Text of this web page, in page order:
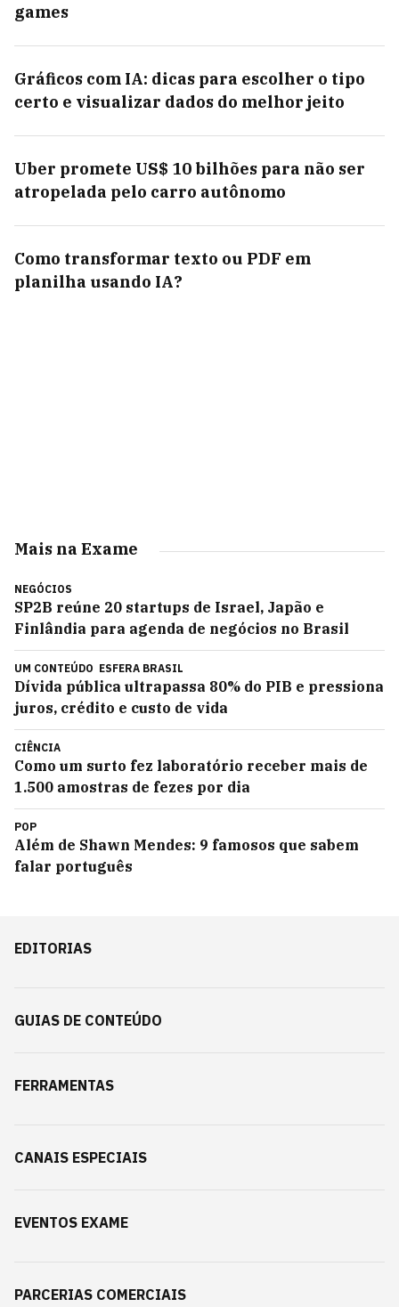
games
Gráficos com IA: dicas para escolher o tipo
certo e visualizar dados do melhor jeito
Uber promete US$ 10 bilhões para não ser
atropelada pelo carro autônomo
Como transformar texto ou PDF em
planilha usando IA?
Mais na Exame
NEGÓCIOS
SP2B reúne 20 startups de Israel, Japão e
Finlândia para agenda de negócios no Brasil
UM CONTEÚDO ESFERA BRASIL
Dívida pública ultrapassa 80% do PIB e pressiona
juros, crédito e custo de vida
CIÊNCIA
Como um surto fez laboratório receber mais de
1.500 amostras de fezes por dia
POP
Além de Shawn Mendes: 9 famosos que sabem
falar português
EDITORIAS
GUIAS DE CONTEÚDO
FERRAMENTAS
CANAIS ESPECIAIS
EVENTOS EXAME
PARCERIAS COMERCIAIS